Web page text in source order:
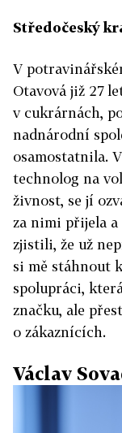
Středočeský
V
Otavová již 27
v cukrárnách,
nadnárodní
osamostatnila.
technolog na
živnost, se jí
za nimi přijela a
zjistili, že už
si mě stáhnout
spolupráci,
značku, ale
o zákaznících.
Václav